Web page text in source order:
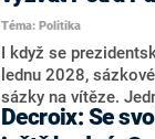
součástí klubu ODS
redakce nevyloučil.
Zdeněk Nytra
některých senátorů
nepřítel, ale soupeř.
Téma: Politika
I když se
lednu 2028,
sázky na vítěze.
hlava státu Petr
Decroix: Se